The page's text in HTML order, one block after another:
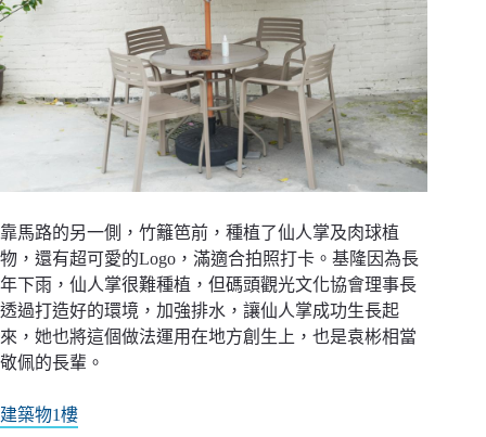
靠馬路的另一側，竹籬笆前，種植了仙人掌及肉球植
物，還有超可愛的Logo，滿適合拍照打卡。基隆因為長
年下雨，仙人掌很難種植，但碼頭觀光文化協會理事長
透過打造好的環境，加強排水，讓仙人掌成功生長起
來，她也將這個做法運用在地方創生上，也是袁彬相當
敬佩的長輩。
建築物1樓